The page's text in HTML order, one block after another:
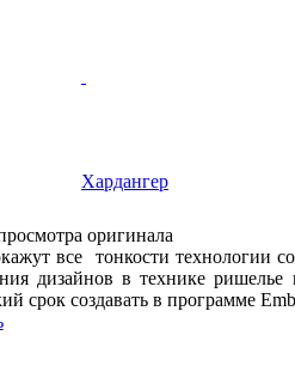
Хардангер
оригинала
все тонкости технологии
дизайнов в технике
срок создавать в программе